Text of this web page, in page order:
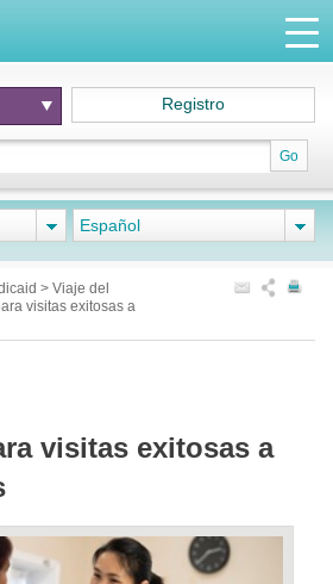
Go
Registro
Español
> Viaje del
visitas exitosas a
visitas exitosas a